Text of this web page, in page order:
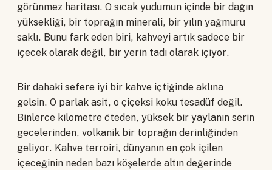
görünmez haritası. O sıcak yudumun içinde bir dağın
yüksekliği, bir toprağın minerali, bir yılın yağmuru
saklı. Bunu fark eden biri, kahveyi artık sadece bir
içecek olarak değil, bir yerin tadı olarak içiyor.
Bir dahaki sefere iyi bir kahve içtiğinde aklına
gelsin. O parlak asit, o çiçeksi koku tesadüf değil.
Binlerce kilometre öteden, yüksek bir yaylanın serin
gecelerinden, volkanik bir toprağın derinliğinden
geliyor. Kahve terroiri, dünyanın en çok içilen
içeceğinin neden bazı köşelerde altın değerinde